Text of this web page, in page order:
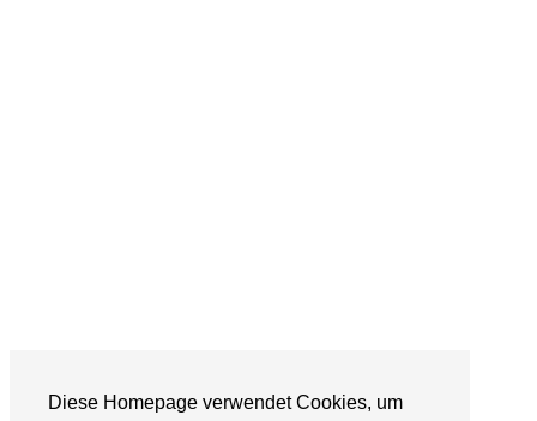
Diese Homepage verwendet Cookies, um